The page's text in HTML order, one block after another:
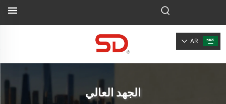
AR
الجهد العالي